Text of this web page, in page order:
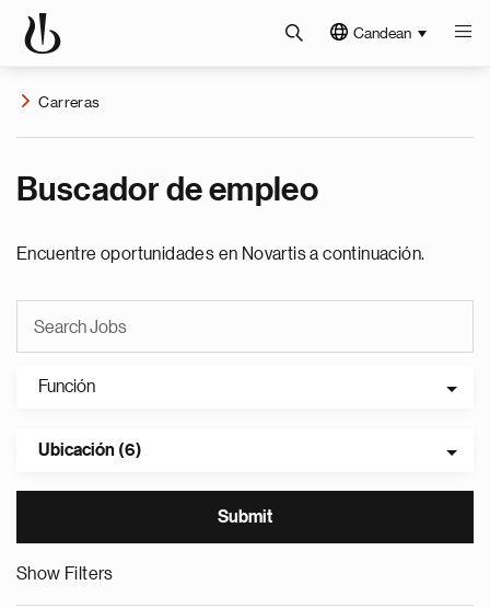
Candean
Carreras
Buscador de empleo
Encuentre oportunidades en Novartis a continuación.
Función
Ubicación (6)
Show Filters